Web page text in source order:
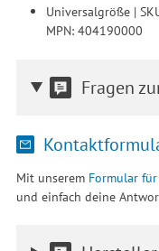
Universalgröße |
MPN: 404190000
Fragen
Mit unserem Formular
und einfach deine